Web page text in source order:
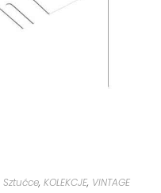
Sztućce, KOLEKCJE, VINTAGE